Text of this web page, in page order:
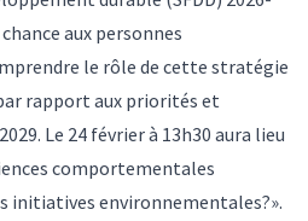
aux personnes
le rôle de cette stratégie
rapport aux priorités et
Le 24 février à 13h30 aura lieu
comportementales
initiatives environnementales?».